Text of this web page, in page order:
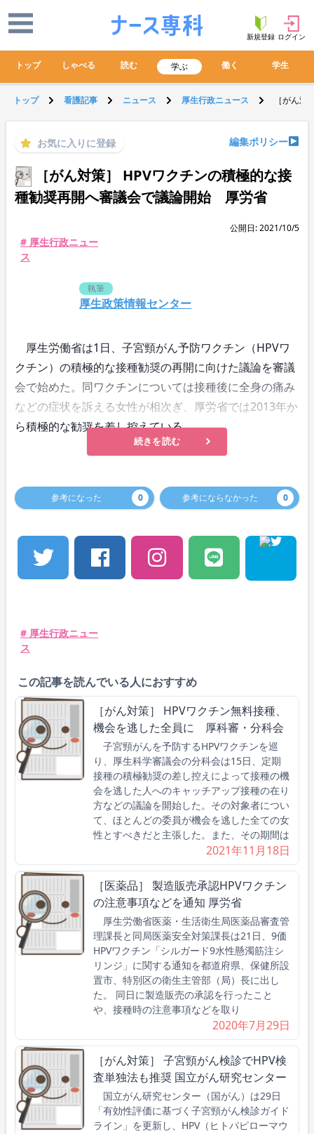
新規登録 ログイン
トップ しゃべる 読む 学ぶ 働く 学生
トップ 看護記事 ニュース 厚生行政ニュース ［がん
お気に入りに登録 編集ポリシー
［がん対策］ HPVワクチンの積極的な接
種勧奨再開へ審議会で議論開始 厚労省
公開日: 2021/10/5
# 厚生行政ニュー
ス
執筆
厚生政策情報センター
厚生労働省は1日、子宮頸がん予防ワクチン（HPVワ
クチン）の積極的な接種勧奨の再開に向けた議論を審議
会で始めた。同ワクチンについては接種後に全身の痛み
などの症状を訴える女性が相次ぎ、厚労省では2013年か
ら積極的な勧奨を差し控えている。
続きを読む
参考になった 0 参考にならなかった 0
# 厚生行政ニュー
ス
この記事を読んでいる人におすすめ
［がん対策］ HPVワクチン無料接種、
機会を逃した全員に 厚科審・分科会
子宮頸がんを予防するHPVワクチンを巡
り、厚生科学審議会の分科会は15日、定期
接種の積極勧奨の差し控えによって接種の機
会を逃した人へのキャッチアップ接種の在り
方などの議論を開始した。その対象者につい
て、ほとんどの委員が機会を逃した全ての女
性とすべきだと主張した。また、その期間は
2021年11月18日
［医薬品］ 製造販売承認HPVワクチン
の注意事項などを通知 厚労省
厚生労働省医薬・生活衛生局医薬品審査管
理課長と同局医薬安全対策課長は21日、9価
HPVワクチン「シルガード9水性懸濁筋注シ
リンジ」に関する通知を都道府県、保健所設
置市、特別区の衛生主管部（局）長に出し
た。 同日に製造販売の承認を行ったこと
や、接種時の注意事項などを取り
2020年7月29日
［がん対策］ 子宮頸がん検診でHPV検
査単独法も推奨 国立がん研究センター
国立がん研究センター（国がん）は29日
「有効性評価に基づく子宮頸がん検診ガイド
ライン」を更新し、HPV（ヒトパピローマウ